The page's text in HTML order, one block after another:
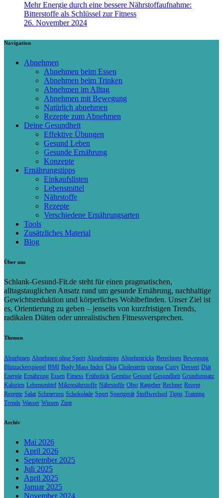
Mehr Energie durch eine bessere Nährstoffaufnahme:
Bitterstoffe als Schlüssel zur Fitness
26. November 2024
Navigation
Abnehmen
Abnehmen beim Essen
Abnehmen beim Trinken
Abnehmen im Alltag
Abnehmen mit Bewegung
Natürlich abnehmen
Rezepte zum Abnehmen
Deine Gesundheit
Effektive Übungen
Gesund Leben
Gesunde Ernährung
Konzepte
Ernährungstipps
Einkaufslisten
Lebensmittel
Nährstoffe
Rezepte
Verschiedene Ernährungsarten
Tools
Zusätzliches Material
Blog
Über uns
Schlank-Gesund-Fit.de steht für einen pragmatischen,
alltagstauglichen Ansatz rund um gesunde Ernährung, nachhaltige
Gewichtsreduktion und körperliches Wohlbefinden. Unser Ziel ist
es, Orientierung zu geben – jenseits von kurzfristigen Trends,
radikalen Diäten oder unrealistischen Fitnessversprechen.
Themen
Abnehmen Abnehmen ohne Sport Abnehmtipps Abnehmtricks Berechnen Bewegung
Blutzuckerspiegel BMI Body Mass Index Chia Cholesterin corona Curry Dessert Diät
Energie Ernährung Essen Fitness Frühstück Gemüse Gesund Gesundheit Grundumsatz
Kalorien Lebensmittel Mikronährstoffe Nährstoffe Obst Ratgeber Rechner Rezept
Rezepte Salat Schmerzen Schokolade Sport Sportgerät Stoffwechsel Tipps Training
Trends Wasser Wissen Zimt
Archiv
Mai 2026
April 2026
September 2025
Juli 2025
April 2025
Januar 2025
November 2024